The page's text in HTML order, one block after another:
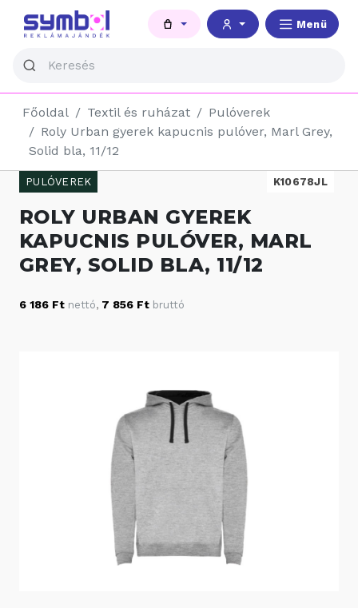
Menü
Főoldal Textil és ruházat
Pulóverek
Roly Urban gyerek kapucnis pulóver, Marl Grey,
Solid bla, 11/12
PULÓVEREK K10678JL
ROLY URBAN GYEREK
KAPUCNIS PULÓVER, MARL
GREY, SOLID BLA, 11/12
6 186 Ft nettó, 7 856 Ft bruttó